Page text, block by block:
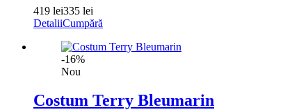
419 lei335 lei
DetaliiCumpără
-16%
Nou
Costum Terry Bleumarin